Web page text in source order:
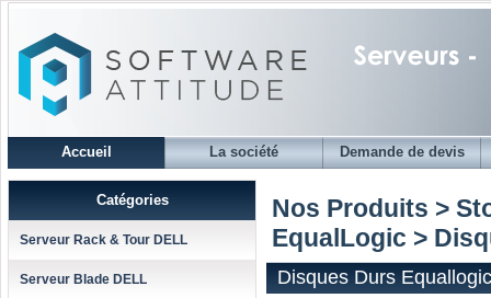
Accueil La société Demande de devis
Catégories
Serveur Rack & Tour DELL
Serveur Blade DELL
Nos Produits >
EqualLogic >
Disques Durs